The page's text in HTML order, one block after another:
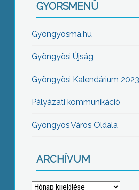
GYORSMENÜ
Gyöngyösma.hu
Gyöngyösi Újság
Gyöngyösi Kalendárium 2023
Pályázati kommunikáció
Gyöngyös Város Oldala
ARCHÍVUM
Archívum